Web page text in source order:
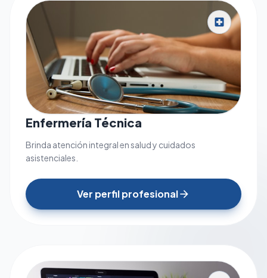
local_hospital
Enfermería Técnica
Brinda atención integral en salud y cuidados
asistenciales.
Ver perfil profesionalarrow_forward